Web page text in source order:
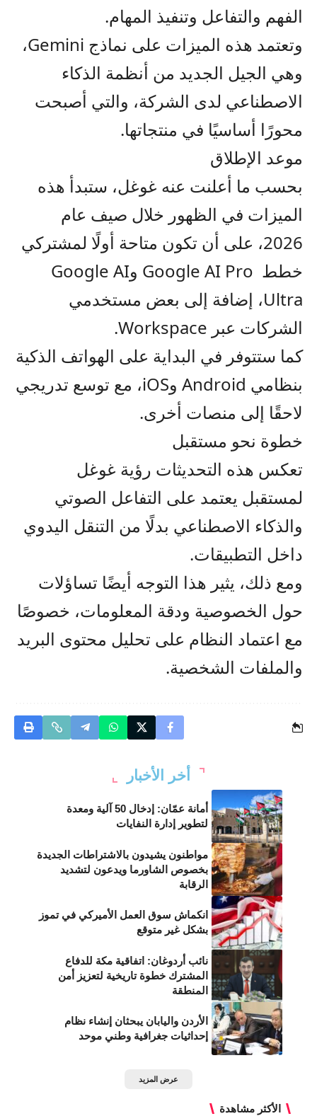
الفهم والتفاعل وتنفيذ المهام.
وتعتمد هذه الميزات على نماذج Gemini،
وهي الجيل الجديد من أنظمة الذكاء
الاصطناعي لدى الشركة، والتي أصبحت
محورًا أساسيًا في منتجاتها.
موعد الإطلاق
بحسب ما أعلنت عنه غوغل، ستبدأ هذه
الميزات في الظهور خلال صيف عام
2026، على أن تكون متاحة أولًا لمشتركي
خطط Google AI Pro وGoogle AI
Ultra، إضافة إلى بعض مستخدمي
الشركات عبر Workspace.
كما ستتوفر في البداية على الهواتف الذكية
بنظامي Android وiOS، مع توسع تدريجي
لاحقًا إلى منصات أخرى.
خطوة نحو مستقبل
تعكس هذه التحديثات رؤية غوغل
لمستقبل يعتمد على التفاعل الصوتي
والذكاء الاصطناعي بدلًا من التنقل اليدوي
داخل التطبيقات.
ومع ذلك، يثير هذا التوجه أيضًا تساؤلات
حول الخصوصية ودقة المعلومات، خصوصًا
مع اعتماد النظام على تحليل محتوى البريد
والملفات الشخصية.
أخر الأخبار
أمانة عمّان: إدخال 50 آلية ومعدة
لتطوير إدارة النفايات
مواطنون يشيدون بالاشتراطات الجديدة
بخصوص الشاورما ويدعون لتشديد
الرقابة
انكماش سوق العمل الأميركي في تموز
بشكل غير متوقع
نائب أردوغان: اتفاقية مكة للدفاع
المشترك خطوة تاريخية لتعزيز أمن
المنطقة
الأردن واليابان يبحثان إنشاء نظام
إحداثيات جغرافية وطني موحد
عرض المزيد
الأكثر مشاهدة